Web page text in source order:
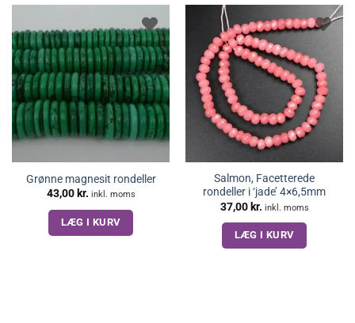
Grønne magnesit rondeller
43,00 kr. inkl. moms
LÆG I KURV
Salmon, Facetterede
rondeller i ‘jade’ 4×6,5mm
37,00 kr. inkl. moms
LÆG I KURV